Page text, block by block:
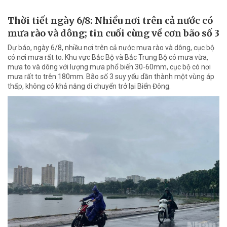
Thời tiết ngày 6/8: Nhiều nơi trên cả nước có
mưa rào và dông; tin cuối cùng về cơn bão số 3
Dự báo, ngày 6/8, nhiều nơi trên cả nước mưa rào và dông, cục bộ
có nơi mưa rất to. Khu vực Bắc Bộ và Bắc Trung Bộ có mưa vừa,
mưa to và dông với lượng mưa phổ biến 30-60mm, cục bộ có nơi
mưa rất to trên 180mm. Bão số 3 suy yếu dần thành một vùng áp
thấp, không có khả năng di chuyển trở lại Biển Đông.